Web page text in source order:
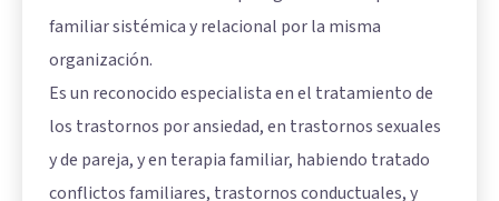
familiar sistémica y relacional por la misma
organización.
Es un reconocido especialista en el tratamiento de
los trastornos por ansiedad, en trastornos sexuales
y de pareja, y en terapia familiar, habiendo tratado
conflictos familiares, trastornos conductuales, y